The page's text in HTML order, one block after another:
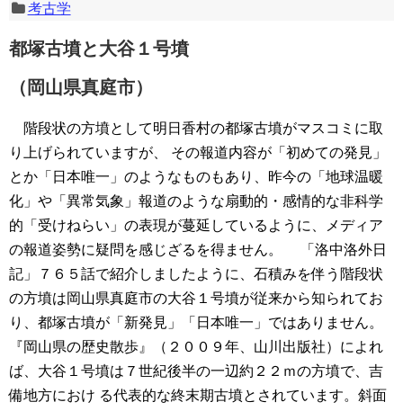
考古学
都塚古墳と大谷１号墳
（岡山県真庭市）
階段状の方墳として明日香村の都塚古墳がマスコミに取
り上げられていますが、 その報道内容が「初めての発見」
とか「日本唯一」のようなものもあり、昨今の「地球温暖
化」や「異常気象」報道のような扇動的・感情的な非科学
的「受けねらい」の表現が蔓延しているように、メディア
の報道姿勢に疑問を感じざるを得ません。
「洛中洛外日
記」７６５話で紹介しましたように、石積みを伴う階段状
の方墳は岡山県真庭市の大谷１号墳が従来から知られてお
り、都塚古墳が「新発見」「日本唯一」ではありません。
『岡山県の歴史散歩』（２００９年、山川出版社）によれ
ば、大谷１号墳は７世紀後半の一辺約２２ｍの方墳で、吉
備地方におけ る代表的な終末期古墳とされています。斜面